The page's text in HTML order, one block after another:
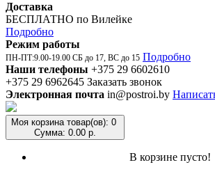
Доставка
БЕСПЛАТНО по Вилейке
Подробно
Режим работы
ПН-ПТ:9.00-19.00 СБ до 17, ВС до 15 Подробно
Наши телефоны +375 29 6602610
+375 29 6962645 Заказать звонок
Электронная почта in@postroi.by
Моя корзина товар(ов): 0
Сумма: 0.00 р.
В корзине пусто!